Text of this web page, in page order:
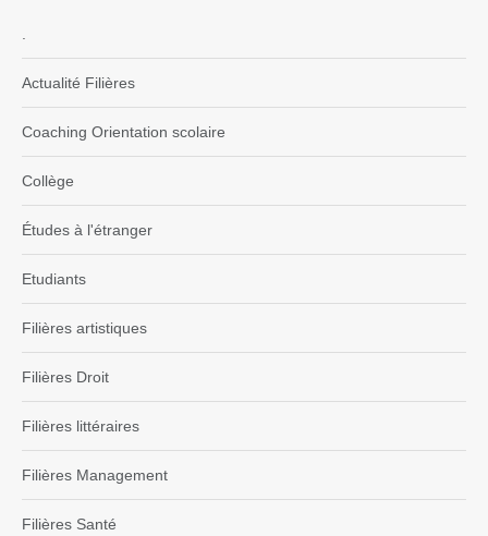
Actualité Filières
Coaching Orientation scolaire
Collège
Études à l'étranger
Etudiants
Filières artistiques
Filières Droit
Filières littéraires
Filières Management
Filières Santé